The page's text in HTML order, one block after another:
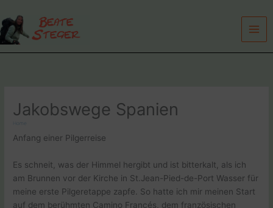
Inhalt
springen
Jakobswege Spanien
Home
Anfang einer Pilgerreise
Es schneit, was der Himmel hergibt und ist bitterkalt, als ich
am Brunnen vor der Kirche in St.Jean-Pied-de-Port Wasser für
meine erste Pilgeretappe zapfe. So hatte ich mir meinen Start
auf dem berühmten Camino Francés, dem französischen